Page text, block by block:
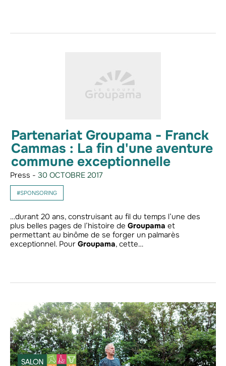
Partenariat Groupama - Franck
Cammas : La fin d'une aventure
commune exceptionnelle
Press - 30 OCTOBRE 2017
#SPONSORING
…durant 20 ans, construisant au fil du temps l’une des
plus belles pages de l’histoire de Groupama et
permettant au binôme de se forger un palmarès
exceptionnel. Pour Groupama, cette…